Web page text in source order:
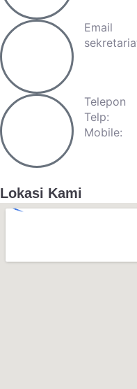
Email
Telepon
Telp:
Mobile:
Lokasi Kami